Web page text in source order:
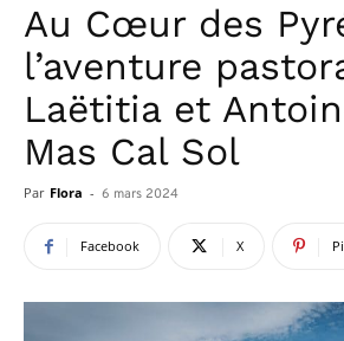
Au Cœur des
l’aventure
Laëtitia et
Mas Cal Sol
Par Flora - 6 mars 2024
Facebook X